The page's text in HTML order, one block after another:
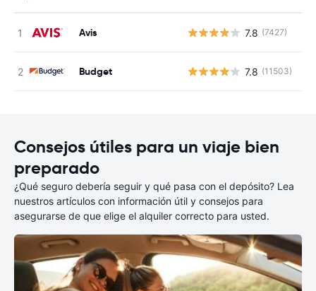
Avis 7.8 (7427)
Budget 7.8 (11503)
Consejos útiles para un viaje bien
preparado
¿Qué seguro debería seguir y qué pasa con el depósito? Lea
nuestros artículos con información útil y consejos para
asegurarse de que elige el alquiler correcto para usted.